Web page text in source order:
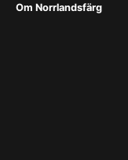
Om Norrlandsfärg